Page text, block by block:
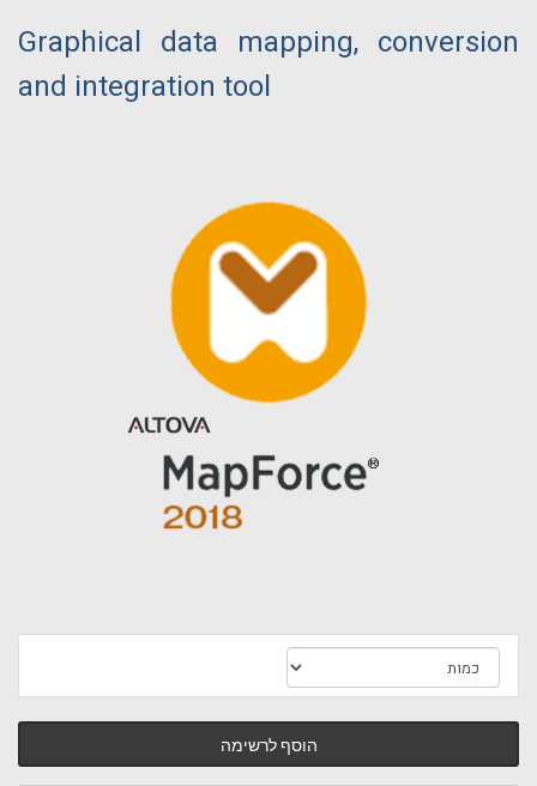
Graphical data mapping, conversion
and integration tool
הוסף לרשימה